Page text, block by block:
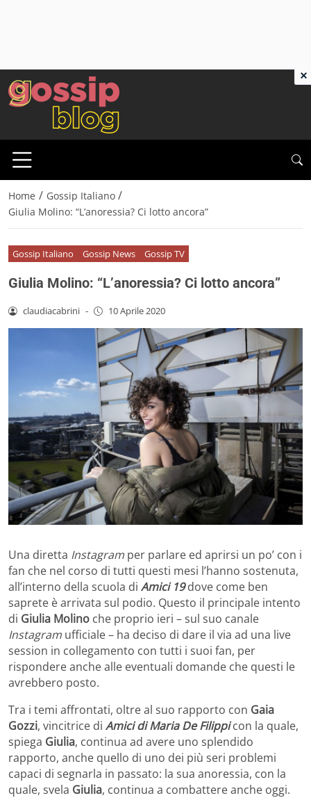
Home / Gossip Italiano /
Giulia Molino: “L’anoressia? Ci lotto ancora”
Gossip Italiano Gossip News Gossip TV
Giulia Molino: “L’anoressia? Ci lotto ancora”
claudiacabrini - 10 Aprile 2020
Una diretta Instagram per parlare ed aprirsi un po’ con i
fan che nel corso di tutti questi mesi l’hanno sostenuta,
all’interno della scuola di Amici 19dove come ben
saprete è arrivata sul podio. Questo il principale intento
di Giulia Molino che proprio ieri – sul suo canale
Instagram ufficiale – ha deciso di dare il via ad una live
session in collegamento con tutti i suoi fan, per
rispondere anche alle eventuali domande che questi le
avrebbero posto.
Tra i temi affrontati, oltre al suo rapporto con Gaia
Gozzi, vincitrice di Amici di Maria De Filippi con la quale,
spiega Giulia, continua ad avere uno splendido
rapporto, anche quello di uno dei più seri problemi
capaci di segnarla in passato: la sua anoressia, con la
quale, svela Giulia, continua a combattere anche oggi.
×